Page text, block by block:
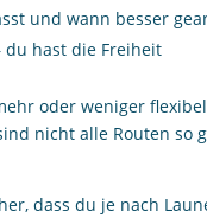
und wann besser
du hast die Freiheit
oder weniger
nicht alle Routen so
dass du je nach